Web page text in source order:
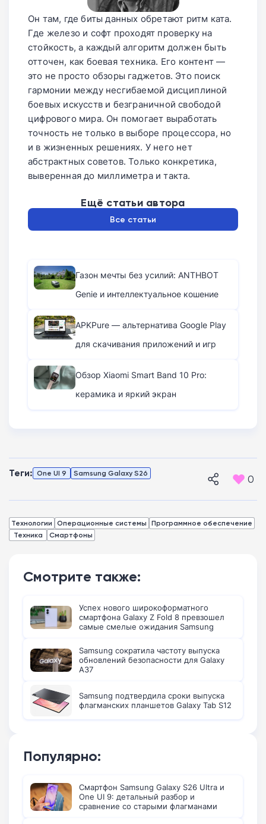
Он там, где биты данных обретают ритм ката.
Где железо и софт проходят проверку на
стойкость, а каждый алгоритм должен быть
отточен, как боевая техника. Его контент —
это не просто обзоры гаджетов. Это поиск
гармонии между несгибаемой дисциплиной
боевых искусств и безграничной свободой
цифрового мира. Он помогает выработать
точность не только в выборе процессора, но
и в жизненных решениях. У него нет
абстрактных советов. Только конкретика,
выверенная до миллиметра и такта.
Ещё статьи автора
Все статьи
Газон мечты без усилий: ANTHBOT
Genie и интеллектуальное кошение
APKPure — альтернатива Google Play
для скачивания приложений и игр
Обзор Xiaomi Smart Band 10 Pro:
керамика и яркий экран
Теги: One UI 9 Samsung Galaxy S26 0
Технологии Операционные системы Программное обеспечение
Техника
Смартфоны
Смотрите также:
Успех нового широкоформатного
смартфона Galaxy Z Fold 8 превзошел
самые смелые ожидания Samsung
Samsung сократила частоту выпуска
обновлений безопасности для Galaxy
A37
Samsung подтвердила сроки выпуска
флагманских планшетов Galaxy Tab S12
Популярно:
Смартфон Samsung Galaxy S26 Ultra и
One UI 9: детальный разбор и
сравнение со старыми флагманами